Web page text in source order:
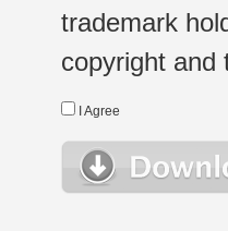
trademark
copyright and
I Agree